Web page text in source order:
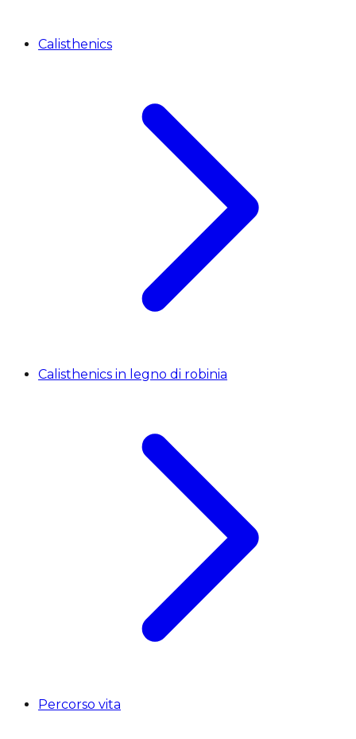
Calisthenics
Calisthenics in legno di robinia
Percorso vita